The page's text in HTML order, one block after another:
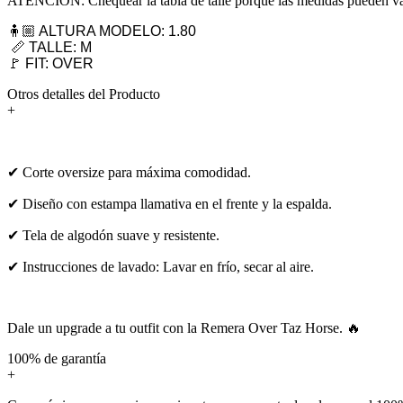
🧍🏼 ALTURA MODELO: 1.80
📏 TALLE: M
🚩 FIT: OVER
Otros detalles del Producto
+
✔ Corte oversize para máxima comodidad.
✔ Diseño con estampa llamativa en el frente y la espalda.
✔ Tela de algodón suave y resistente.
✔ Instrucciones de lavado: Lavar en frío, secar al aire.
Dale un upgrade a tu outfit con la Remera Over Taz Horse. 🔥
100% de garantía
+